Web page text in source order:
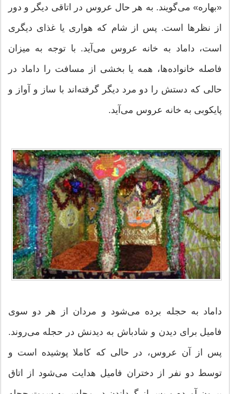
«بهاره» می‌گویند. به هر حال عروس در اتاقی دیگر و دور
از نظرها است. پس از شام که هواری یا غذای دیگری
است، داماد به خانه عروس می‌‌‌آید. با توجه به میزان
فاصله خانواده‌ها، همه یا بخشی از مسافت را داماد در
حالی که دستش را دو مرد دیگر گرفته‌اند با ساز و آواز و
پایکوبی به خانه عروس می‌آید.
داماد به حجله برده می‌شود و مردان از هر دو سوی
فامیل برای دیدن و شادباش به دیدنش در حجله می‌روند.
پس از آن عروس، در حالی که کاملا پوشیده است و
توسط دو نفر از دختران فامیل هدایت می‌شود از اتاق